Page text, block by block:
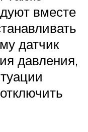
вместе
датчик
давления,